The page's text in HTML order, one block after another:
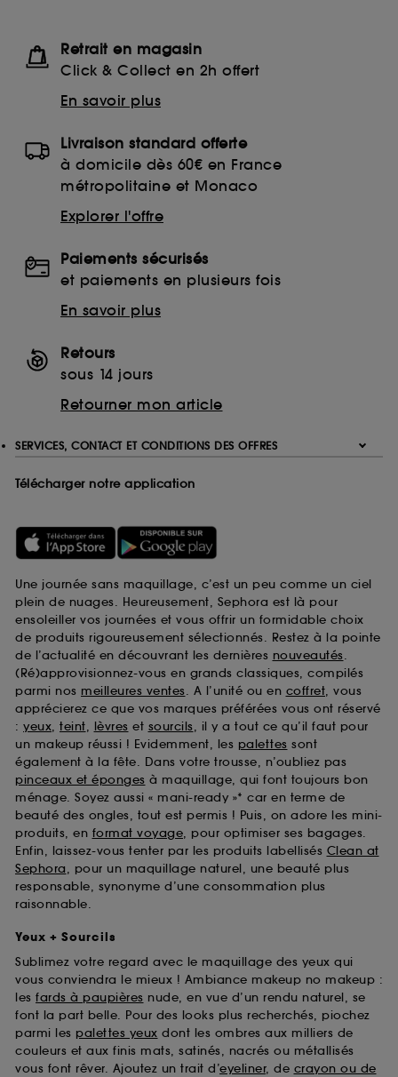
Retrait en magasin
Click & Collect en 2h offert
En savoir plus
Livraison standard offerte
à domicile dès 60€ en France
métropolitaine et Monaco
Explorer l'offre
Paiements sécurisés
et paiements en plusieurs fois
En savoir plus
Retours
sous 14 jours
Retourner mon article
SERVICES, CONTACT ET CONDITIONS DES OFFRES
Télécharger notre application
Une journée sans maquillage, c’est un peu comme un ciel
plein de nuages. Heureusement, Sephora est là pour
ensoleiller vos journées et vous offrir un formidable choix
de produits rigoureusement sélectionnés. Restez à la pointe
de l’actualité en découvrant les dernières nouveautés.
(Ré)approvisionnez-vous en grands classiques, compilés
parmi nos meilleures ventes. A l’unité ou en coffret, vous
apprécierez ce que vos marques préférées vous ont réservé
: yeux, teint, lèvres et sourcils, il y a tout ce qu’il faut pour
un makeup réussi ! Evidemment, les palettes sont
également à la fête. Dans votre trousse, n’oubliez pas
pinceaux et éponges à maquillage, qui font toujours bon
ménage. Soyez aussi « mani-ready »* car en terme de
beauté des ongles, tout est permis ! Puis, on adore les mini-
produits, en format voyage, pour optimiser ses bagages.
Enfin, laissez-vous tenter par les produits labellisés Clean at
Sephora, pour un maquillage naturel, une beauté plus
responsable, synonyme d’une consommation plus
raisonnable.
Yeux + Sourcils
Sublimez votre regard avec le maquillage des yeux qui
vous conviendra le mieux ! Ambiance makeup no makeup :
les fards à paupières nude, en vue d’un rendu naturel, se
font la part belle. Pour des looks plus recherchés, piochez
parmi les palettes yeux dont les ombres aux milliers de
couleurs et aux finis mats, satinés, nacrés ou métallisés
vous font rêver. Ajoutez un trait d’eyeliner, de crayon ou de